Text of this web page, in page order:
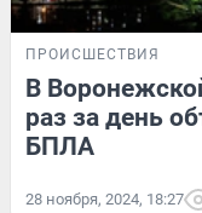
ПРОИСШЕСТВИЯ
В
раз за день
БПЛА
28 ноября, 2024, 18:27